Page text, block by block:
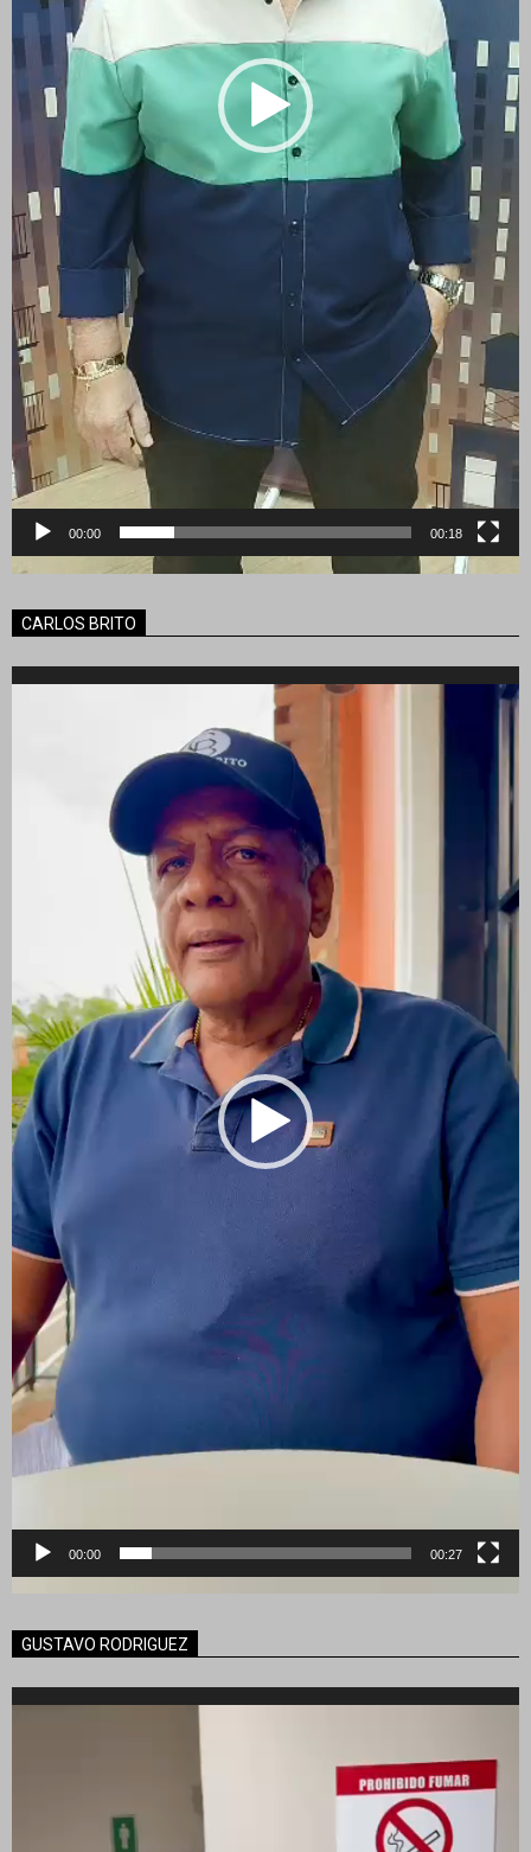
00:00 00:18
CARLOS BRITO
Reproductor
00:00 00:27
GUSTAVO RODRIGUEZ